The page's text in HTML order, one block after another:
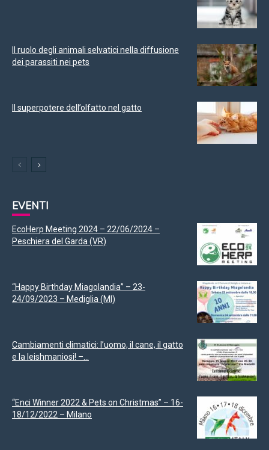
Il ruolo degli animali selvatici nella diffusione
dei parassiti nei pets
Il superpotere dell’olfatto nel gatto
EVENTI
EcoHerp Meeting 2024 – 22/06/2024 –
Peschiera del Garda (VR)
“Happy Birthday Miagolandia” – 23-
24/09/2023 – Mediglia (MI)
Cambiamenti climatici: l’uomo, il cane, il gatto
e la leishmaniosi! –...
“Enci Winner 2022 & Pets on Christmas” – 16-
18/12/2022 – Milano